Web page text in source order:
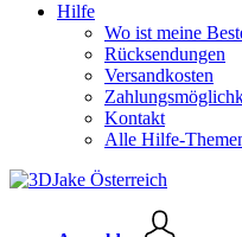
Hilfe
Wo ist meine
Rücksendungen
Versandkosten
Kontakt
Alle Hilfe-